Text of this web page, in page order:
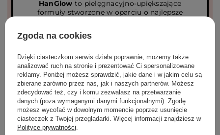
HanGlow to pielęgnacyjno-upiększające
formuły stworzone w oparciu o najlepsze
DOWIEDZ SIĘ WIĘCEJ
Zgoda na cookies
Dzięki ciasteczkom serwis działa poprawnie; możemy także
analizować ruch na stronie i prezentować Ci spersonalizowane
reklamy. Poniżej możesz sprawdzić, jakie dane i w jakim celu są
zbierane zarówno przez nas, jak i naszych partnerów. Możesz
zdecydować też, czy i komu zezwalasz na przetwarzanie
danych (poza wymaganymi danymi funkcjonalnymi). Zgodę
możesz wycofać w dowolnym momencie poprzez usunięcie
ciasteczek z Twojej przeglądarki. Więcej informacji znajdziesz w
Polityce prywatności